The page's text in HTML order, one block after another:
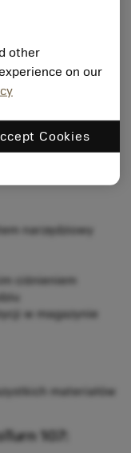
tokarskie w
pozycje w
i
narzędziowy
ciśnieniem
w magazynie
materiałów
107:
other
on our
Cookies